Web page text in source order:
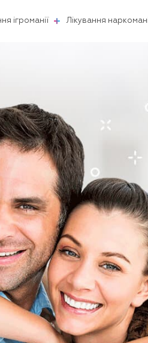
ігроманії Лікування